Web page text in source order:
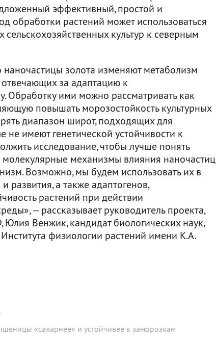
эффективный, простой и
обработки растений может использоваться
культур к северным
наночастицы золота изменяют метаболизм
отвечающих за адаптацию к
Обработку ими можно рассматривать как
повышать морозостойкость культурных
диапазон широт, подходящих для
имеют генетической устойчивости к
исследование, чтобы лучше понять
механизмы влияния наночастиц
Возможно, мы будем использовать их в
развития, а также адаптогенов,
растений при действии
— рассказывает руководитель проекта,
Венжик, кандидат биологических наук,
физиологии растений имени К.А.
«сахарнее» и устойчивее к заморозкам